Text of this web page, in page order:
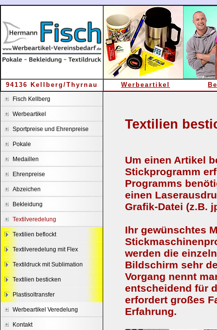
94136 Kellberg/Thyrnau Werbeartikel
Fisch Kellberg
Werbeartikel
Sportpreise und Ehrenpreise
Pokale
Medaillen
Ehrenpreise
Abzeichen
Bekleidung
Textilveredelung
Textilien beflockt
Textilveredelung mit Flex
Textildruck mit Sublimation
Textilien besticken
Plastisoltransfer
Werbeartikel Veredelung
Kontakt
Textilien
Um einen Artikel
Stickprogramm
Programms
einen
Grafik-Datei (z.B.
Ihr gewünschtes
werden die
Bildschirm sehr
Vorgang nennt
entscheidend für
erfordert großes
Erfahrung.